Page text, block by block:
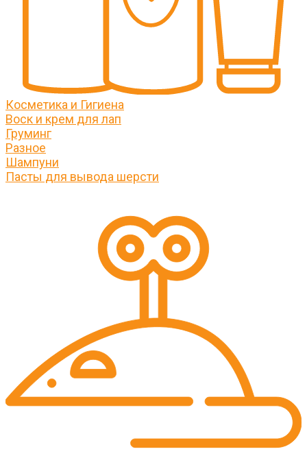
Косметика и Гигиена
Воск и крем для лап
Груминг
Разное
Шампуни
Пасты для вывода шерсти